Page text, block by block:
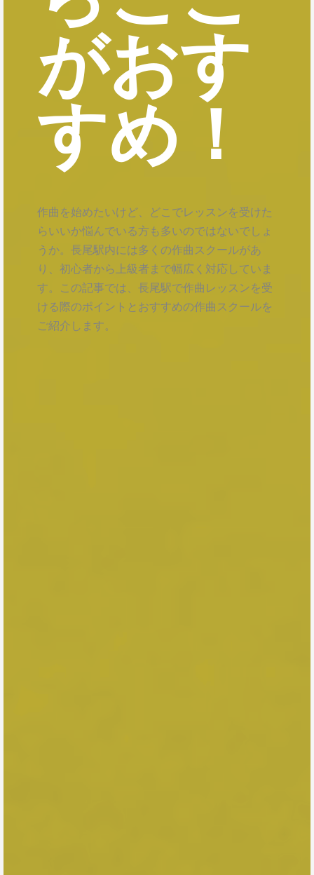
がおす
すめ！
作曲を始めたいけど、どこでレッスンを受けた
らいいか悩んでいる方も多いのではないでしょ
うか。長尾駅内には多くの作曲スクールがあ
り、初心者から上級者まで幅広く対応していま
す。この記事では、長尾駅で作曲レッスンを受
ける際のポイントとおすすめの作曲スクールを
ご紹介します。